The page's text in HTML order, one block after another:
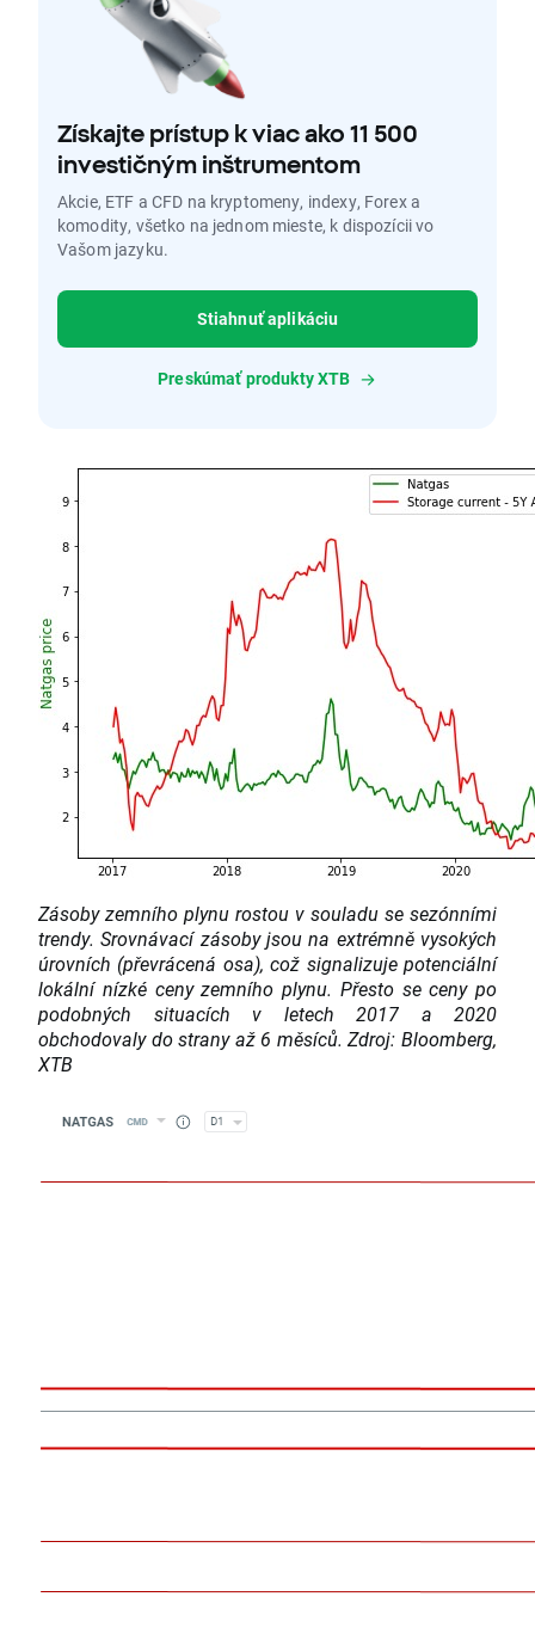
Získajte prístup k viac ako 11 500
investičným inštrumentom
Akcie, ETF a CFD na kryptomeny, indexy, Forex a
komodity, všetko na jednom mieste, k dispozícii vo
Vašom jazyku.
Stiahnuť aplikáciu
Preskúmať produkty XTB
Zásoby zemního plynu rostou v souladu se sezónními
trendy. Srovnávací zásoby jsou na extrémně vysokých
úrovních (převrácená osa), což signalizuje potenciální
lokální nízké ceny zemního plynu. Přesto se ceny po
podobných situacích v letech 2017 a 2020
obchodovaly do strany až 6 měsíců. Zdroj: Bloomberg,
XTB